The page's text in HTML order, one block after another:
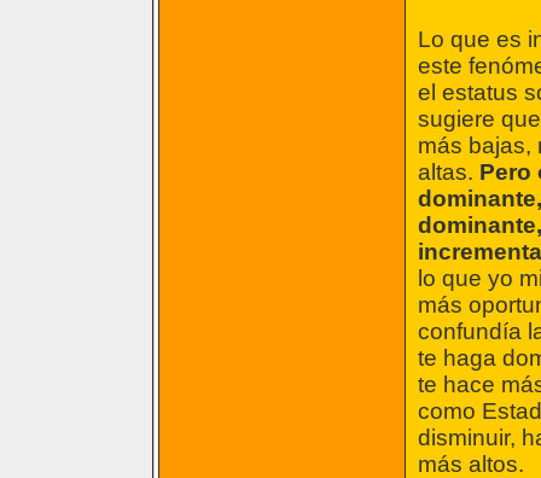
Lo que es
este
el estatus
sugiere
más bajas,
altas. Pero
lo que yo
más
confundía
te haga
te hace
como
disminuir,
más altos.